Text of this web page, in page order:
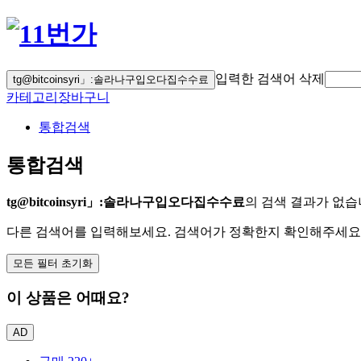
tg@bitcoinsyri」:솔라나구입오다집수수료
입력한 검색어 삭제
카테고리 장바구니
통합검색
통합검색
tg@bitcoinsyri」:솔라나구입오다집수수료의 검색 결과가 없습
다른 검색어를 입력해보세요. 검색어가 정확한지 확인해주세
모든 필터 초기화
이 상품은 어때요?
AD